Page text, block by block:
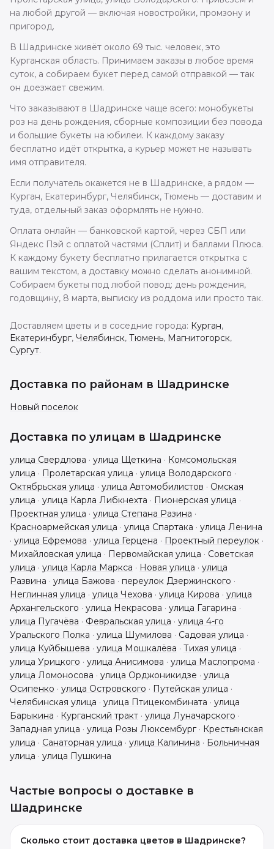
на любой другой — включая новостройки, промзону и
пригород.
В Шадринске живёт около 69 тыс. человек, это
Курганская область. Принимаем заказы в любое время
суток, а собираем букет перед самой отправкой — так
он доезжает свежим.
Что заказывают в Шадринске чаще всего: монобукеты
роз на день рождения, сборные композиции без повода
и большие букеты на юбилеи. К каждому заказу
бесплатно идёт открытка, а курьер может не называть
имя отправителя.
Если получатель окажется не в Шадринске, а рядом —
Курган, Екатеринбург, Челябинск, Тюмень — доставим и
туда, отдельный заказ оформлять не нужно.
Оплата онлайн — банковской картой, через СБП или
Яндекс Пэй с оплатой частями (Сплит) и баллами Плюса.
К каждому букету бесплатно прилагается открытка с
вашим текстом, а доставку можно сделать анонимной.
Собираем букеты под любой повод: день рождения,
годовщину, 8 марта, выписку из роддома или просто так.
Доставляем цветы и в соседние города: Курган,
Екатеринбург, Челябинск, Тюмень, Магнитогорск,
Сургут.
Доставка по районам в Шадринске
Новый поселок
Доставка по улицам в Шадринске
улица Свердлова · улица Щеткина · Комсомольская
улица · Пролетарская улица · улица Володарского ·
Октябрьская улица · улица Автомобилистов · Омская
улица · улица Карла Либкнехта · Пионерская улица ·
Проектная улица · улица Степана Разина ·
Красноармейская улица · улица Спартака · улица Ленина
· улица Ефремова · улица Герцена · Проектный переулок ·
Михайловская улица · Первомайская улица · Советская
улица · улица Карла Маркса · Новая улица · улица
Развина · улица Бажова · переулок Дзержинского ·
Неглинная улица · улица Чехова · улица Кирова · улица
Архангельского · улица Некрасова · улица Гагарина ·
улица Пугачёва · Февральская улица · улица 4-го
Уральского Полка · улица Шумилова · Садовая улица ·
улица Куйбышева · улица Мошкалёва · Тихая улица ·
улица Урицкого · улица Анисимова · улица Маслопрома ·
улица Ломоносова · улица Орджоникидзе · улица
Осипенко · улица Островского · Путейская улица ·
Челябинская улица · улица Птицекомбината · улица
Барыкина · Курганский тракт · улица Луначарского ·
Западная улица · улица Розы Люксембург· Крестьянская
улица · Санаторная улица · улица Калинина · Больничная
улица · улица Пушкина
Частые вопросы о доставке в
Шадринске
Сколько стоит доставка цветов в Шадринске?